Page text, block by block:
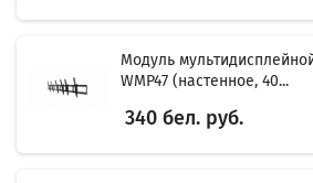
Модуль
WMP47 (настенное, 40...
340 бел. руб.